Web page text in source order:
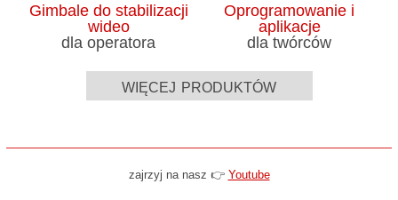
Gimbale do stabilizacji
wideo
dla operatora
Oprogramowanie i
aplikacje
dla twórców
więcej produktów
zajrzyj na nasz 👉 Youtube